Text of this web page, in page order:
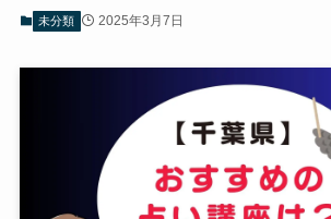
未分類 2025年3月7日